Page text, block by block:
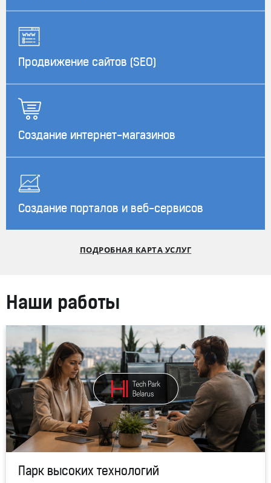
Продвижение сайтов (SEO)
Создание интернет-магазинов
Создание порталов и веб-сервисов
ПОДРОБНАЯ КАРТА УСЛУГ
Наши работы
Парк высоких технологий